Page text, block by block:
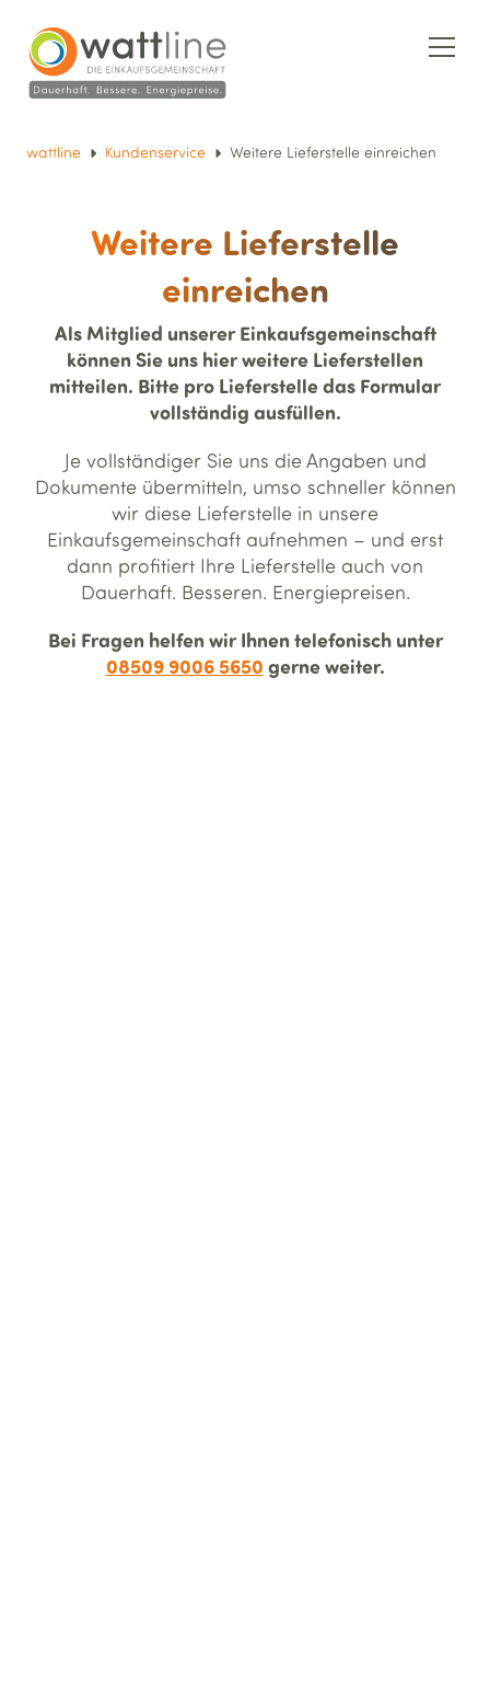
wattline Kundenservice Weitere Lieferstelle einreichen
Weitere Lieferstelle
einreichen
Als Mitglied unserer Einkaufsgemeinschaft
können Sie uns hier weitere Lieferstellen
mitteilen. Bitte pro Lieferstelle das Formular
vollständig ausfüllen.
Je vollständiger Sie uns die Angaben und
Dokumente übermitteln, umso schneller können
wir diese Lieferstelle in unsere
Einkaufsgemeinschaft aufnehmen – und erst
dann profitiert Ihre Lieferstelle auch von
Dauerhaft. Besseren. Energiepreisen.
Bei Fragen helfen wir Ihnen telefonisch unter
08509 9006 5650 gerne weiter.